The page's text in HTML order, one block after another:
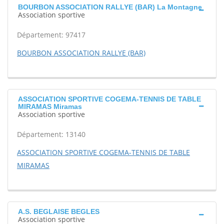
BOURBON ASSOCIATION RALLYE (BAR) La Montagne
Association sportive
Département: 97417
BOURBON ASSOCIATION RALLYE (BAR)
ASSOCIATION SPORTIVE COGEMA-TENNIS DE TABLE
MIRAMAS Miramas
Association sportive
Département: 13140
ASSOCIATION SPORTIVE COGEMA-TENNIS DE TABLE
MIRAMAS
A.S. BEGLAISE BEGLES
Association sportive